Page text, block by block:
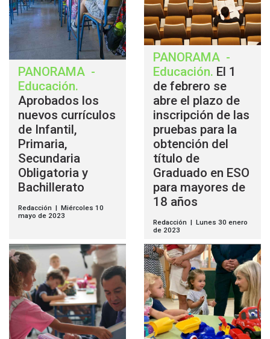
PANORAMA -
Educación.
Aprobados los
nuevos currículos
de Infantil,
Primaria,
Secundaria
Obligatoria y
Bachillerato
Redacción | Miércoles 10
mayo de 2023
PANORAMA -
Educación. El 1
de febrero se
abre el plazo de
inscripción de las
pruebas para la
obtención del
título de
Graduado en ESO
para mayores de
18 años
Redacción | Lunes 30 enero
de 2023